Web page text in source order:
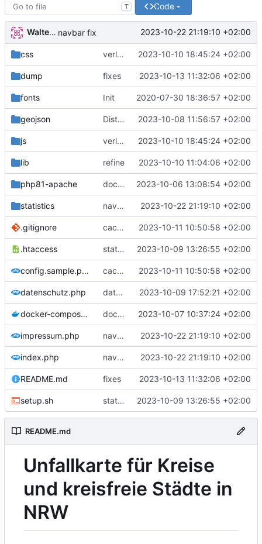
T Code
Walter Hupfeld navbar fix 2023-10-22 21:19:10 +02:00
css verlaufsgrafik 2023-10-10 18:45:24 +02:00
dump fixes 2023-10-13 11:32:06 +02:00
fonts Init 2020-07-30 18:36:57 +02:00
geojson Districts expanded 2023-10-08 11:56:57 +02:00
js verlaufsgrafik 2023-10-10 18:45:24 +02:00
lib refine 2023-10-10 11:04:06 +02:00
php81-apache docker 2023-10-06 13:08:54 +02:00
statistics navbar fix 2023-10-22 21:19:10 +02:00
.gitignore cache 2023-10-11 10:50:58 +02:00
.htaccess statistics 2023-10-09 13:26:55 +02:00
config.sample.php cache 2023-10-11 10:50:58 +02:00
datenschutz.php datatable 2023-10-09 17:52:21 +02:00
docker-compose.yml docker 2023-10-07 10:37:24 +02:00
impressum.php navbar fix 2023-10-22 21:19:10 +02:00
index.php navbar fix 2023-10-22 21:19:10 +02:00
README.md fixes 2023-10-13 11:32:06 +02:00
setup.sh statistics 2023-10-09 13:26:55 +02:00
README.md
Unfallkarte für Kreise
und kreisfreie Städte in
NRW